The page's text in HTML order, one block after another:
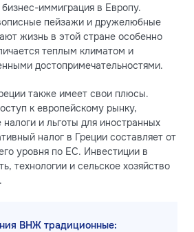
бизнес-иммиграция в Европу.
пейзажи и дружелюбные
жизнь в этой стране особенно
теплым климатом и
достопримечательностями.
также имеет свои плюсы.
к европейскому рынку,
налоги и льготы для иностранных
налог в Греции составляет от
уровня по ЕС. Инвестиции в
технологии и сельское хозяйство
ВНЖ традиционные: